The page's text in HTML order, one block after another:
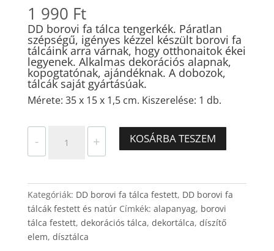
1 990 Ft
DD borovi fa tálca tengerkék. Páratlan
szépségű, igényes kézzel készült borovi fa
tálcáink arra várnak, hogy otthonaitok ékei
legyenek. Alkalmas dekorációs alapnak,
kopogtatónak, ajándéknak. A dobozok,
tálcák saját gyártásúak.
Mérete: 35 x 15 x 1,5 cm. Kiszerelése: 1 db.
-
borovi
tengerkék
35
x
15
x
+ KOSÁRBA TESZEM
Kategóriák: DD borovi fa tálca festett, DD borovi fa
tálcák festett és natúr Címkék: alapanyag, borovi
tálca festett, dekorációs tálca, dekortálca, díszítő
elem, dísztálca